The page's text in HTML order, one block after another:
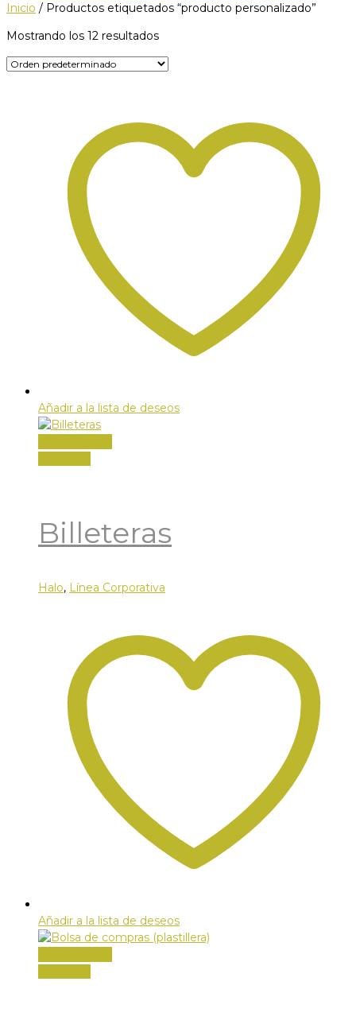
Inicio / Productos etiquetados “producto personalizado”
Mostrando los 12 resultados
Añadir a la lista de deseos
Billeteras
Halo, Línea Corporativa
Añadir a la lista de deseos